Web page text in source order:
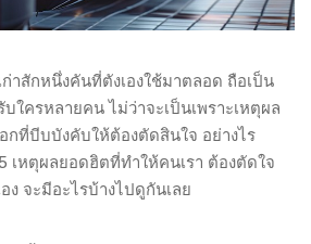
าสักหนึ่งคันที่ตังเองใช้มาตลอด ถือเป็น
บใครหลายคน ไม่ว่าจะเป็นเพราะเหตุผล
ที่บีบบังคับให้ต้องตัดสินใจ อย่างไร
เหตุผลยอดฮิตที่ทำให้คนเรา ต้องตัดใจ
ง จะมีอะไรบ้างไปดูกันเลย